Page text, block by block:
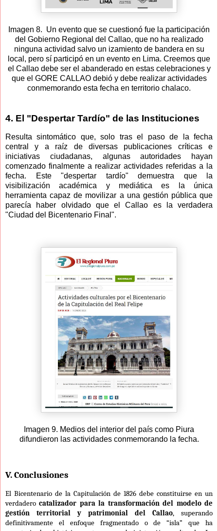
Imagen 8. Un evento que se cuestionó fue la participación
del Gobierno Regional del Callao, que no ha realizado
ninguna actividad salvo un izamiento de bandera en su
local, pero sí participó en un evento en Lima. Creemos que
el Callao debe ser el abanderado en estas celebraciones y
que el GORE CALLAO debió y debe realizar actividades
conmemorando esta fecha en territorio chalaco.
4. El "Despertar Tardío" de las Instituciones
Resulta sintomático que, solo tras el paso de la fecha
central y a raíz de diversas publicaciones críticas e
iniciativas ciudadanas, algunas autoridades hayan
comenzado finalmente a realizar actividades referidas a la
fecha. Este "despertar tardío" demuestra que la
visibilización académica y mediática es la única
herramienta capaz de movilizar a una gestión pública que
parecía haber olvidado que el Callao es la verdadera
"Ciudad del Bicentenario Final".
Imagen 9. Medios del interior del país como Piura
difundieron las actividades conmemorando la fecha.
V. Conclusiones
El Bicentenario de la Capitulación de 1826 debe constituirse en un
verdaderocatalizador para la transformación del modelo de
gestión territorial y patrimonial del Callao, superando
definitivamente el enfoque fragmentado o de “isla” que ha